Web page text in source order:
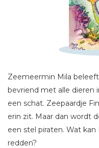
Zeemeermin Mila
bevriend met alle dieren
een schat. Zeepaardje
erin zit. Maar dan wordt
een stel piraten. Wat
redden?
Schrijf hieronder je
Sterren
Naam *
E-mail *